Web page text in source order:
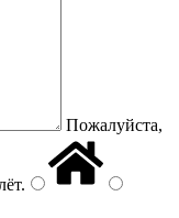
Пожалуйста,
.